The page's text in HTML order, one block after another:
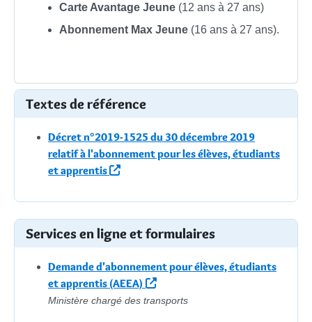
Carte Avantage Jeune (12 ans à 27 ans)
Abonnement Max Jeune (16 ans à 27 ans).
Textes de référence
Décret n°2019-1525 du 30 décembre 2019
relatif à l'abonnement pour les élèves, étudiants
et apprentis
Services en ligne et formulaires
Demande d'abonnement pour élèves, étudiants
et apprentis (AEEA)
Ministère chargé des transports